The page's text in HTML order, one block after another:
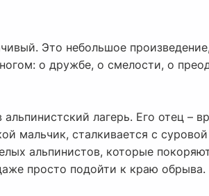
Это небольшое произведение,
о дружбе, о смелости, о
лагерь. Его отец –
мальчик, сталкивается с суровой
альпинистов, которые
просто подойти к краю обрыва.